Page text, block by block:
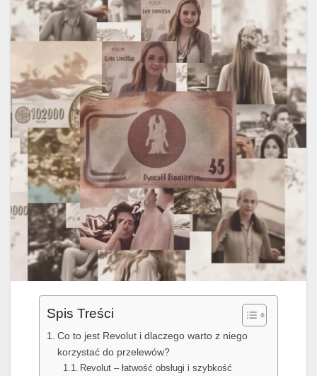
Spis Treści
Co to jest Revolut i dlaczego warto z niego
korzystać do przelewów?
Revolut – łatwość obsługi i szybkość